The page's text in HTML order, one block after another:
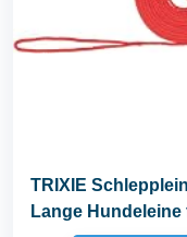
TRIXIE
Lange